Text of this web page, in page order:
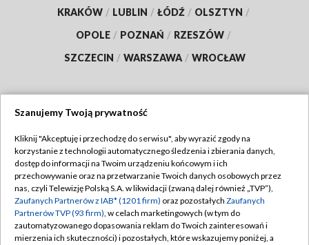
KRAKÓW / LUBLIN / ŁÓDŹ / OLSZTYN /
OPOLE / POZNAŃ / RZESZÓW /
SZCZECIN / WARSZAWA / WROCŁAW
TVP
Abonament TVP
Emisja w TVP
Centrum informacji TVP
Regulamin TVP
Polityka prywatności
Moje zgody
Szanujemy Twoją prywatność
Kliknij "Akceptuję i przechodzę do serwisu", aby wyrazić zgody na
korzystanie z technologii automatycznego śledzenia i zbierania danych,
dostęp do informacji na Twoim urządzeniu końcowym i ich
przechowywanie oraz na przetwarzanie Twoich danych osobowych przez
nas, czyli Telewizję Polską S.A. w likwidacji (zwaną dalej również „TVP”),
Zaufanych Partnerów z IAB* (1201 firm) oraz pozostałych Zaufanych
Partnerów TVP (93 firm), w celach marketingowych (w tym do
zautomatyzowanego dopasowania reklam do Twoich zainteresowań i
mierzenia ich skuteczności) i pozostałych, które wskazujemy poniżej, a